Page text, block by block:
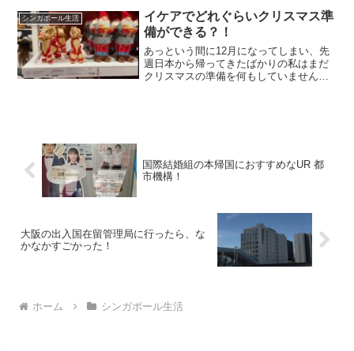
シンガポール生活
イケアでどれぐらいクリスマス準
備ができる？！
あっという間に12月になってしまい、先
週日本から帰ってきたばかりの私はまだ
クリスマスの準備を何もしていません！
国際結婚組の本帰国におすすめなUR 都
市機構！
大阪の出入国在留管理局に行ったら、な
かなかすごかった！
ホーム シンガポール生活